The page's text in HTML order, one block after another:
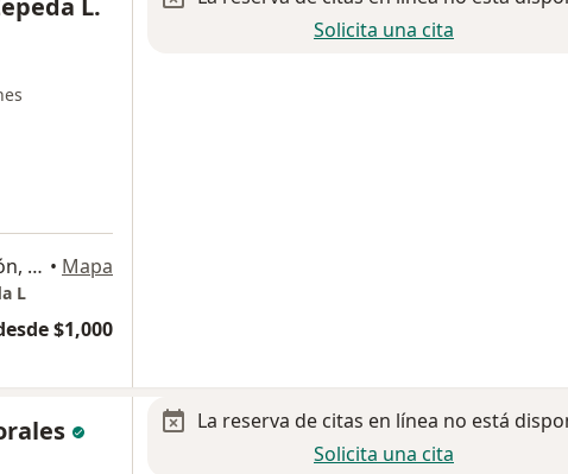
L.
Sierra Guará #224, Lomas 4ta. Sección, San Luis Potosi • Mapa
L
$1,000
Solicita una cita
La reserva de citas en línea no está
Solicita una cita